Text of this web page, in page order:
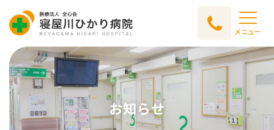
メニュー
お知らせ